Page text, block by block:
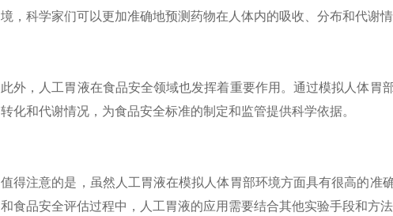
境，科学家们可以更加准确地预测药物在人体内的吸收、分布和代谢
此外，人工胃液在食品安全领域也发挥着重要作用。通过模拟人体
转化和代谢情况，为食品安全标准的制定和监管提供科学依据。
值得注意的是，虽然人工胃液在模拟人体胃部环境方面具有很高的
和食品安全评估过程中，人工胃液的应用需要结合其他实验手段和方法